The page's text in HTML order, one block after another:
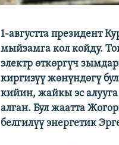
1-августта президент
мыйзамга кол койду.
электр өткөргүч
киргизүү жөнүндөгү
кийин, жайкы эс
алган. Бул жаатта
белгилүү энергетик